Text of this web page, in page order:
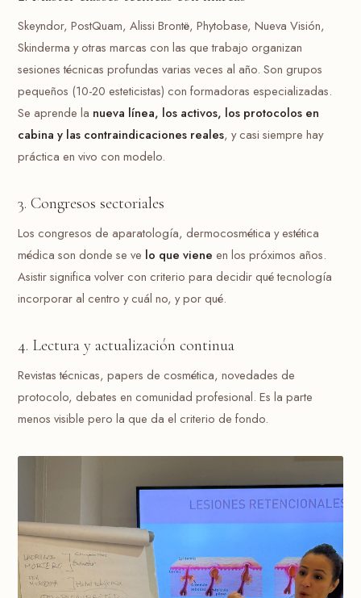
Skeyndor, PostQuam, Alissi Brontë, Phytobase, Nueva Visión,
Skinderma y otras marcas con las que trabajo organizan
sesiones técnicas profundas varias veces al año. Son grupos
pequeños (10-20 esteticistas) con formadoras especializadas.
Se aprende la nueva línea, los activos, los protocolos en
cabina y las contraindicaciones reales, y casi siempre hay
práctica en vivo con modelo.
3. Congresos sectoriales
Los congresos de aparatología, dermocosmética y estética
médica son donde se ve lo que viene en los próximos años.
Asistir significa volver con criterio para decidir qué tecnología
incorporar al centro y cuál no, y por qué.
4. Lectura y actualización continua
Revistas técnicas, papers de cosmética, novedades de
protocolo, debates en comunidad profesional. Es la parte
menos visible pero la que da el criterio de fondo.